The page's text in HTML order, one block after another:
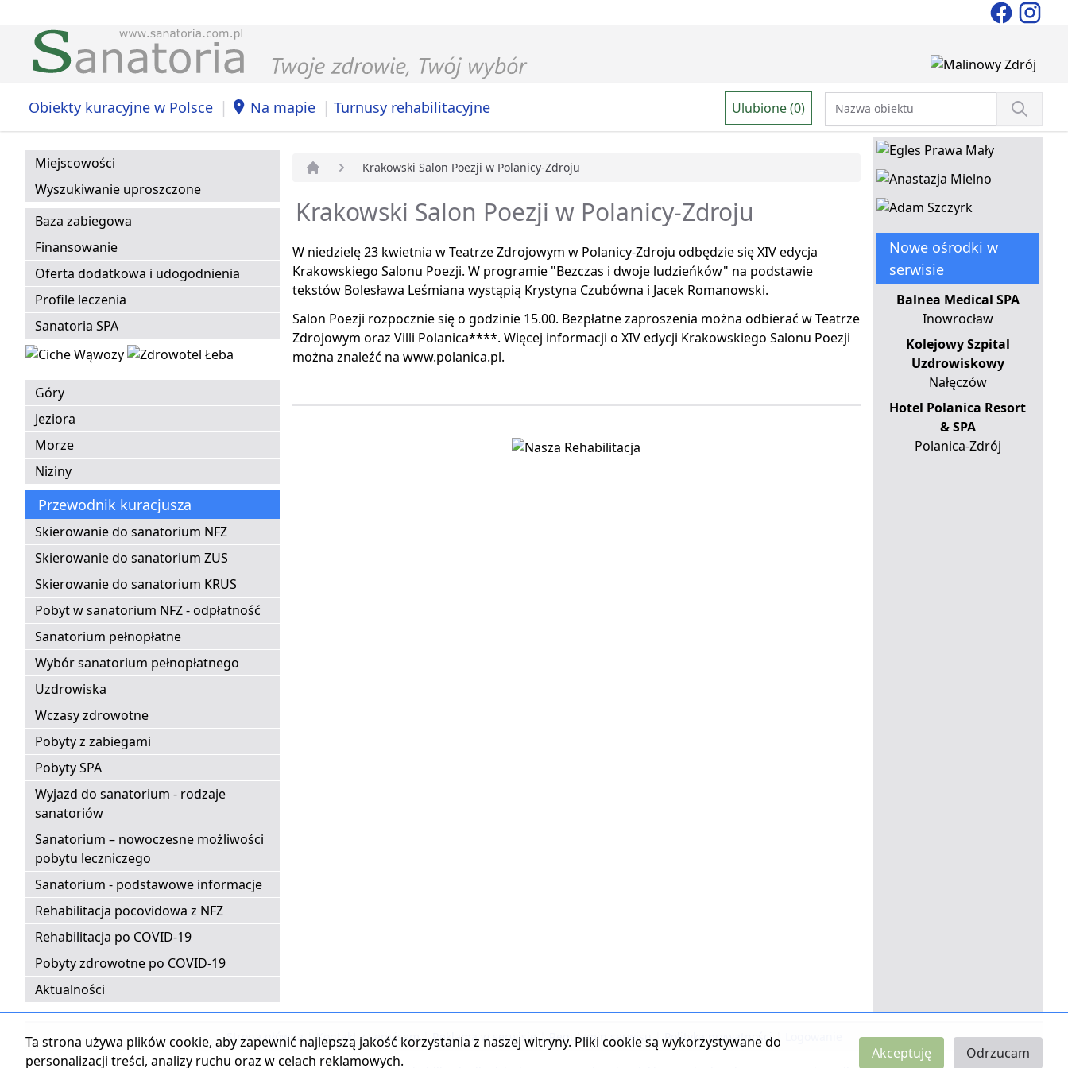
Obiekty kuracyjne w Polsce | Na mapie | Turnusy rehabilitacyjne Ulubione (0)
Miejscowości
Wyszukiwanie uproszczone
Baza zabiegowa
Finansowanie
Oferta dodatkowa i udogodnienia
Profile leczenia
Sanatoria SPA
Góry
Jeziora
Morze
Niziny
Przewodnik kuracjusza
Skierowanie do sanatorium NFZ
Skierowanie do sanatorium ZUS
Skierowanie do sanatorium KRUS
Pobyt w sanatorium NFZ - odpłatność
Sanatorium pełnopłatne
Wybór sanatorium pełnopłatnego
Uzdrowiska
Wczasy zdrowotne
Pobyty z zabiegami
Pobyty SPA
Wyjazd do sanatorium - rodzaje
sanatoriów
Sanatorium – nowoczesne możliwości
pobytu leczniczego
Sanatorium - podstawowe informacje
Rehabilitacja pocovidowa z NFZ
Rehabilitacja po COVID-19
Pobyty zdrowotne po COVID-19
Aktualności
Krakowski Salon Poezji w Polanicy-Zdroju
Krakowski Salon Poezji w Polanicy-Zdroju
W niedzielę 23 kwietnia w Teatrze Zdrojowym w Polanicy-Zdroju odbędzie się XIV edycja
Krakowskiego Salonu Poezji. W programie "Bezczas i dwoje ludzieńków" na podstawie
tekstów Bolesława Leśmiana wystąpią Krystyna Czubówna i Jacek Romanowski.
Salon Poezji rozpocznie się o godzinie 15.00. Bezpłatne zaproszenia można odbierać w Teatrze
Zdrojowym oraz Villi Polanica****. Więcej informacji o XIV edycji Krakowskiego Salonu Poezji
można znaleźć na www.polanica.pl.
Nowe ośrodki w
serwisie
Balnea Medical SPA
Inowrocław
Kolejowy Szpital
Uzdrowiskowy
Nałęczów
Hotel Polanica Resort
& SPA
Polanica-Zdrój
Strona główna | Kontakt z serwisem | Reklama w serwisie | Regulamin serwisu | Polityka prywatności |
Ta strona używa plików cookie, aby zapewnić najlepszą jakość korzystania z naszej witryny. Pliki cookie są wykorzystywane do
personalizacji treści, analizy ruchu oraz w celach reklamowych.
Akceptuję Odrzucam